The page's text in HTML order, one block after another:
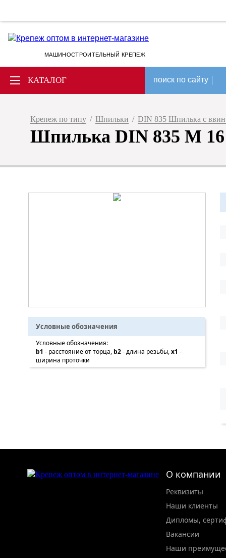
МАШИНОСТРОИТЕЛЬНЫЙ КРЕПЕЖ
КАТАЛОГ поиск по сайту
Крепеж по типу / Шпильки / DIN 835 Шпилька с
Шпилька DIN 835 M
Условные обозначения
Условные обозначения:
b1 - расстояние от торца, b2- длина резьбы,x1 -
ширина проточки
О компании
Реквизиты
Наши клиенты
Дипломы,
Вакансии
Наши